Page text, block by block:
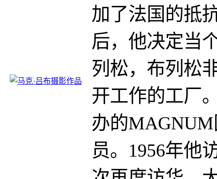
加了法国的抵
后，他决定当
列松，布列松
开工作的工厂
办的
员。1956年他